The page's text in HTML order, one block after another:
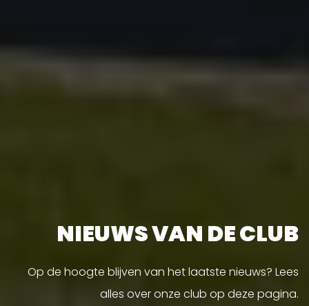
NIEUWS VAN DE CLUB
Op de hoogte blijven van het laatste nieuws? Lees
alles over onze club op deze pagina.